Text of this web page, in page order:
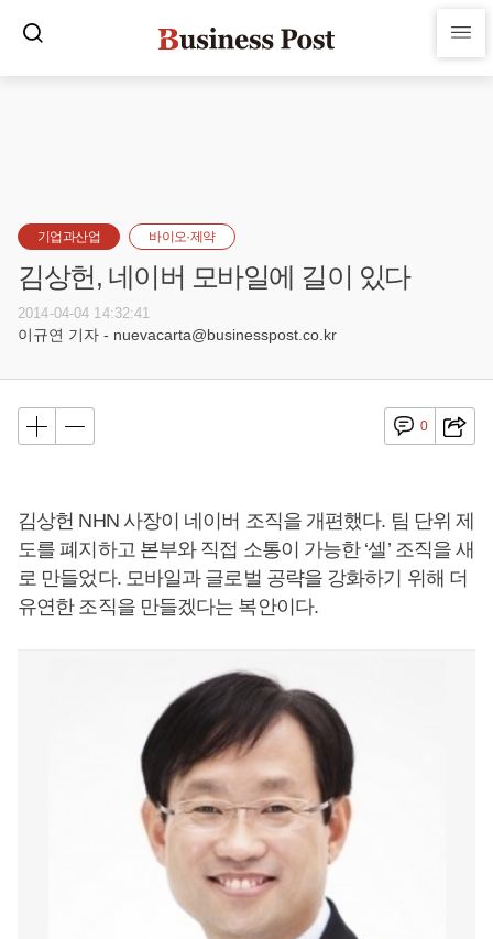
기업과산업 바이오·제약
김상헌, 네이버 모바일에 길이 있다
2014-04-04 14:32:41
이규연 기자 - nuevacarta@businesspost.co.kr
0
김상헌 NHN 사장이 네이버 조직을 개편했다. 팀 단위 제
도를 폐지하고 본부와 직접 소통이 가능한 ‘셀’ 조직을 새
로 만들었다. 모바일과 글로벌 공략을 강화하기 위해 더
유연한 조직을 만들겠다는 복안이다.